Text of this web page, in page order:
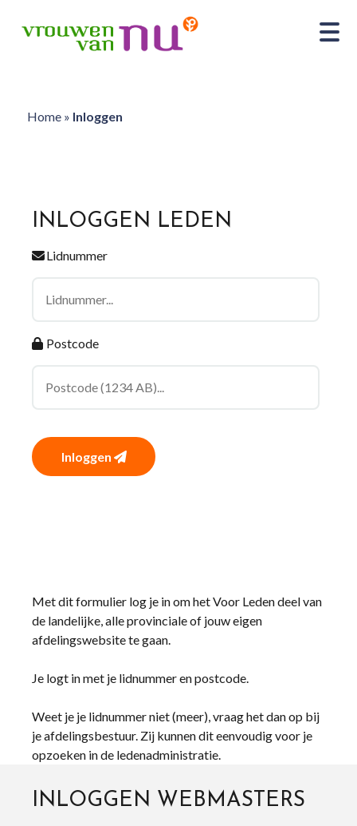
Home» Inloggen
INLOGGEN LEDEN
Lidnummer
Postcode
Inloggen
Met dit formulier log je in om het Voor Leden deel van
de landelijke, alle provinciale of jouw eigen
afdelingswebsite te gaan.
Je logt in met je lidnummer en postcode.
Weet je je lidnummer niet (meer), vraag het dan op bij
je afdelingsbestuur. Zij kunnen dit eenvoudig voor je
opzoeken in de ledenadministratie.
INLOGGEN WEBMASTERS